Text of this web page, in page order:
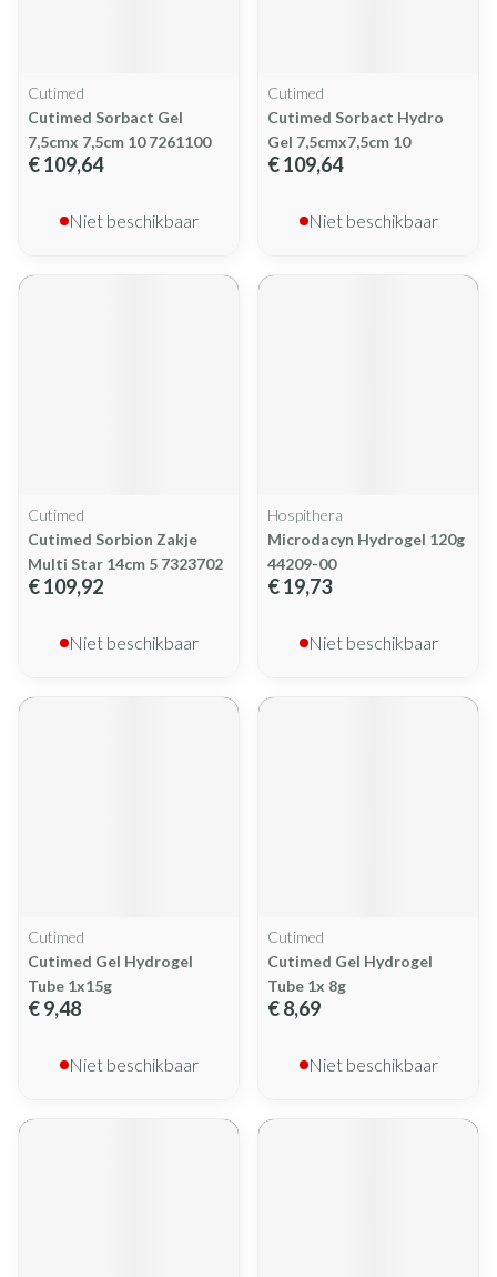
Cutimed
Cutimed Sorbact Gel
7,5cmx 7,5cm 10 7261100
€ 109,64
Niet beschikbaar
Cutimed
Cutimed Sorbact Hydro
Gel 7,5cmx7,5cm 10
€ 109,64
Niet beschikbaar
Cutimed
Cutimed Sorbion Zakje
Multi Star 14cm 5 7323702
€ 109,92
Niet beschikbaar
Hospithera
Microdacyn Hydrogel 120g
44209-00
€ 19,73
Niet beschikbaar
Cutimed
Cutimed Gel Hydrogel
Tube 1x15g
€ 9,48
Niet beschikbaar
Cutimed
Cutimed Gel Hydrogel
Tube 1x 8g
€ 8,69
Niet beschikbaar